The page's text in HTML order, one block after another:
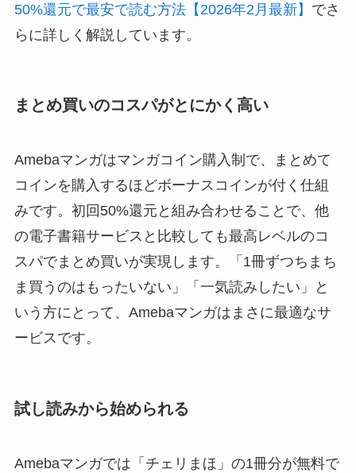
50%還元で最安で読む方法【2026年2月最新】 でさ
らに詳しく解説しています。
まとめ買いのコスパがとにかく高い
Amebaマンガはマンガコイン購入制で、まとめて
コインを購入するほどボーナスコインが付く仕組
みです。初回50%還元と組み合わせることで、他
の電子書籍サービスと比較しても最高レベルのコ
スパでまとめ買いが実現します。「1冊ずつちまち
ま買うのはもったいない」「一気読みしたい」と
いう方にとって、Amebaマンガはまさに最適なサ
ービスです。
試し読みから始められる
Amebaマンガでは「チェリまほ」の1冊分が無料で